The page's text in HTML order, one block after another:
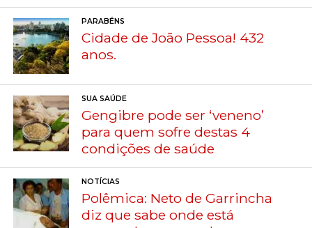
PARABÉNS
Cidade de João Pessoa! 432
anos.
SUA SAÚDE
Gengibre pode ser ‘veneno’
para quem sofre destas 4
condições de saúde
NOTÍCIAS
Polêmica: Neto de Garrincha
diz que sabe onde está